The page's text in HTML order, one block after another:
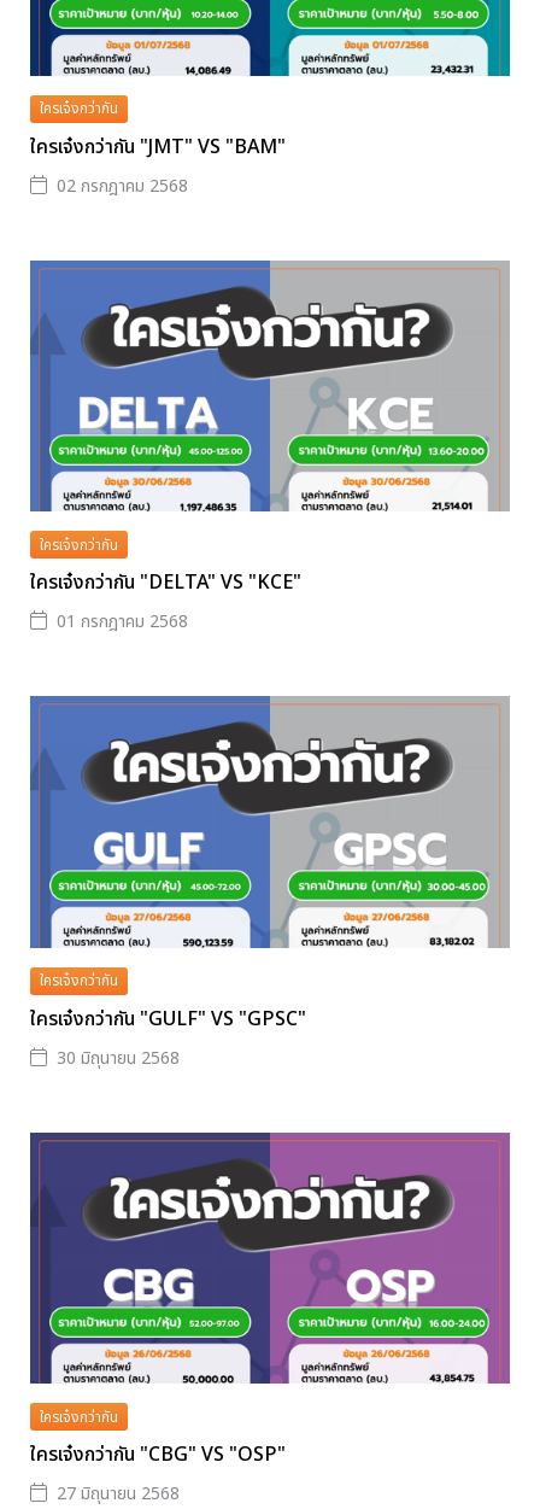
ใครเจ๋งกว่ากัน
ใครเจ๋งกว่ากัน "JMT" VS "BAM"
02 กรกฎาคม 2568
ใครเจ๋งกว่ากัน
ใครเจ๋งกว่ากัน "DELTA" VS "KCE"
01 กรกฎาคม 2568
ใครเจ๋งกว่ากัน
ใครเจ๋งกว่ากัน "GULF" VS "GPSC"
30 มิถุนายน 2568
ใครเจ๋งกว่ากัน
ใครเจ๋งกว่ากัน "CBG" VS "OSP"
27 มิถุนายน 2568